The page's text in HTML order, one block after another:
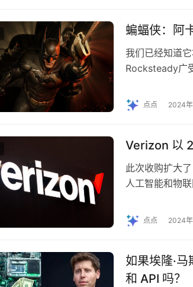
蝙蝠侠：阿
我们已经知道
Rocksteady广
点点 2024
Verizon 以
此次收购扩大
人工智能和物
点点 2024
如果埃隆·
和 API 吗？